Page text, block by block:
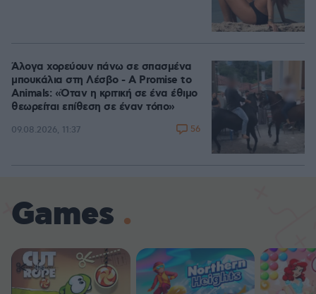
Άλογα χορεύουν πάνω σε σπασμένα
μπουκάλια στη Λέσβο - A Promise to
Animals: «Όταν η κριτική σε ένα έθιμο
θεωρείται επίθεση σε έναν τόπο»
09.08.2026, 11:37 56
Games